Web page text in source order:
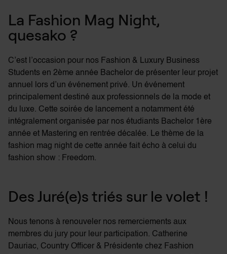
La Fashion Mag Night,
quesako ?
C’est l’occasion pour nos Fashion & Luxury Business
Students en 2ème année Bachelor de présenter leur projet
annuel lors d’un événement privé. Un événement
principalement destiné aux professionnels de la mode et
du luxe. Cette soirée de lancement a notamment été
intégralement organisée par nos étudiants Bachelor 1ère
année et Mastering en rentrée décalée. Le thème de la
fashion mag night de cette année fait écho à celui du
fashion show : Freedom.
Des Juré(e)s triés sur le volet !
Nous tenons à renouveler nos remerciements aux
membres du jury pour leur participation. Catherine
Dauriac, Country Officer & Présidente chez Fashion